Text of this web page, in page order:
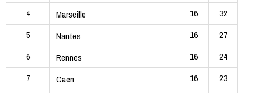
4
Marseille 16
32
5
Nantes 16
27
6
Rennes 16
24
7
Caen 16
23